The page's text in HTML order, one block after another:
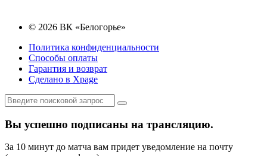
© 2026 ВК «Белогорье»
Политика конфиденциальности
Способы оплаты
Гарантия и возврат
Сделано в Xpage
Вы успешно подписаны на трансляцию.
За 10 минут до матча вам придет уведомление на почту